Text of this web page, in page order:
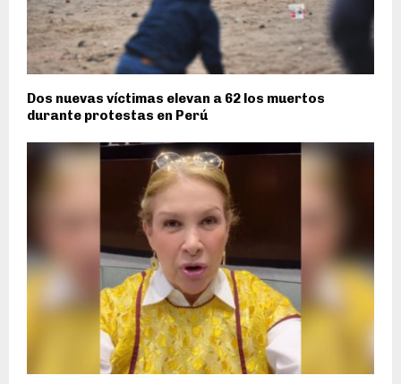
Dos nuevas víctimas elevan a 62 los muertos
durante protestas en Perú